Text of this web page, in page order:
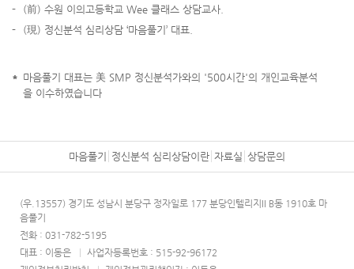
-
(前) 수원 이의고등학교 Wee 클래스 상담교사.
-
(現) 정신분석 심리상담 ‘마음풀기’ 대표.
* 마음풀기 대표는 美 SMP 정신분석가와의 '500시간'의 개인교육분석
을 이수하였습니다
마음풀기 정신분석 심리상담이란 자료실 상담문의
(우.13557) 경기도 성남시 분당구 정자일로 177 분당인텔리지II B동 1910호 마
음풀기
전화 : 031-782-5195
대표 : 이동은
사업자등록번호 : 515-92-96172